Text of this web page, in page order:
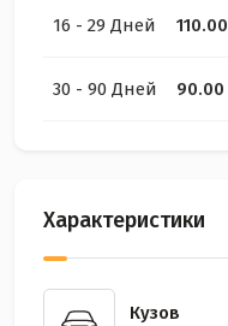
16 - 29 Дней 110.00
30 - 90 Дней 90.00
Характеристики
Кузов